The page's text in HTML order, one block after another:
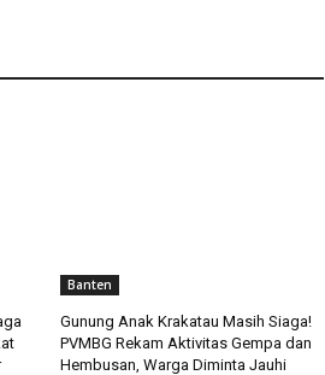
Banten
Gunung Anak Krakatau Masih Siaga!
PVMBG Rekam Aktivitas Gempa dan
Hembusan, Warga Diminta Jauhi